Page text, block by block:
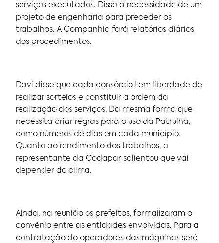
serviços executados. Disso a necessidade de um
projeto de engenharia para preceder os
trabalhos. A Companhia fará relatórios diários
dos procedimentos.
Davi disse que cada consórcio tem liberdade de
realizar sorteios e constituir a ordem da
realização dos serviços. Da mesma forma que
necessita criar regras para o uso da Patrulha,
como números de dias em cada município.
Quanto ao rendimento dos trabalhos, o
representante da Codapar salientou que vai
depender do clima.
Ainda, na reunião os prefeitos, formalizaram o
convênio entre as entidades envolvidas. Para a
contratação do operadores das máquinas será